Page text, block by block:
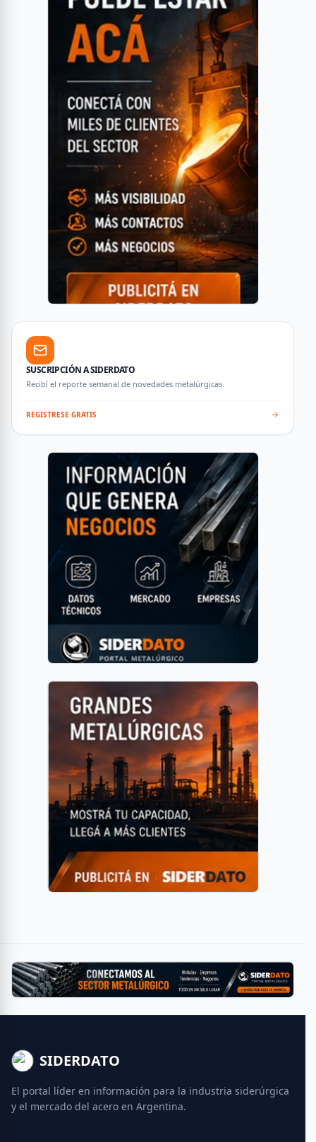
SUSCRIPCIÓN A SIDERDATO
Recibí el reporte semanal de novedades metalúrgicas.
REGISTRESE GRATIS
SIDERDATO
El portal líder en información para la industria siderúrgica
y el mercado del acero en Argentina.